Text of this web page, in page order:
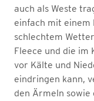
auch als Weste
einfach mit einem
schlechtem
Fleece und die im
vor Kälte und
eindringen kann,
den Ärmeln sowie